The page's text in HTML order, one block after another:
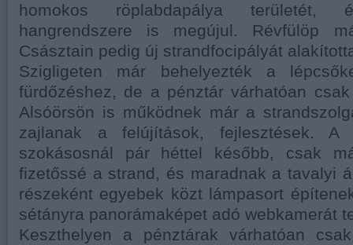
homokos röplabdapálya
hangrendszere is megújul. Révfülöp
Császtain pedig új strandfocipályát
Szigligeten már behelyezték a
fürdőzéshez, de a pénztár várhatóan
Alsóörsön is működnek már a
zajlanak a felújítások, fejlesztések.
szokásosnál pár héttel később, csak
fizetőssé a strand, és maradnak a tavalyi
részeként egyebek közt lámpasort
sétányra panorámaképet adó webkamerát
Keszthelyen a pénztárak várhatóan